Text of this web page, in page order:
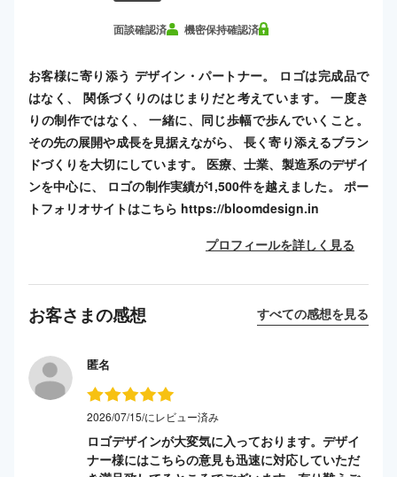
面談確認済 機密保持確認済
お客様に寄り添う デザイン・パートナー。 ロゴは完成品で
はなく、 関係づくりのはじまりだと考えています。 一度き
りの制作ではなく、 一緒に、同じ歩幅で歩んでいくこと。
その先の展開や成長を見据えながら、 長く寄り添えるブラン
ドづくりを大切にしています。 医療、士業、製造系のデザイ
ンを中心に、 ロゴの制作実績が1,500件を越えました。 ポー
トフォリオサイトはこちら https://bloomdesign.in
プロフィールを詳しく見る
お客さまの感想 すべての感想を見る
匿名
2026/07/15/にレビュー済み
ロゴデザインが大変気に入っております。デザイ
ナー様にはこちらの意見も迅速に対応していただ